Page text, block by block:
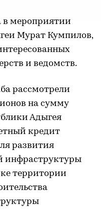
в мероприятии
Мурат Кумпилов,
и ведомств.
рассмотрели
на сумму
Адыгея
кредит
развития
инфраструктуры
территории